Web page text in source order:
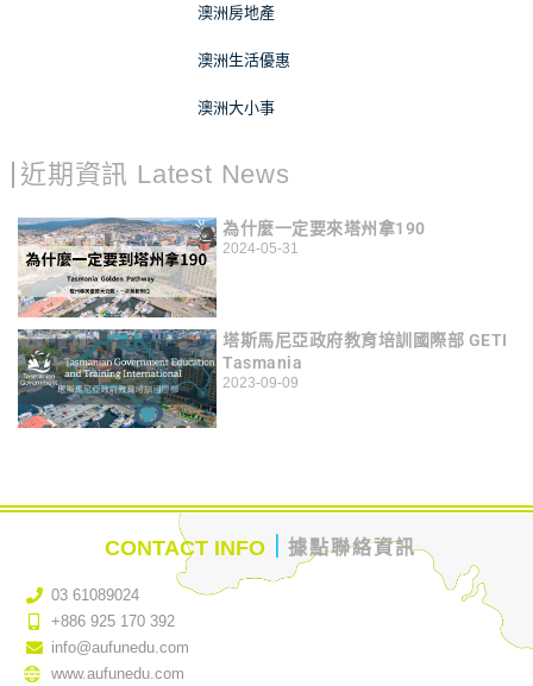
澳洲房地產
澳洲生活優惠
澳洲大小事
近期資訊 Latest News
為什麼一定要來塔州拿190
2024-05-31
塔斯馬尼亞政府教育培訓國際部 GETI
Tasmania
2023-09-09
CONTACT INFO 據點聯絡資訊
03 61089024
+886 925 170 392
info@aufunedu.com
www.aufunedu.com